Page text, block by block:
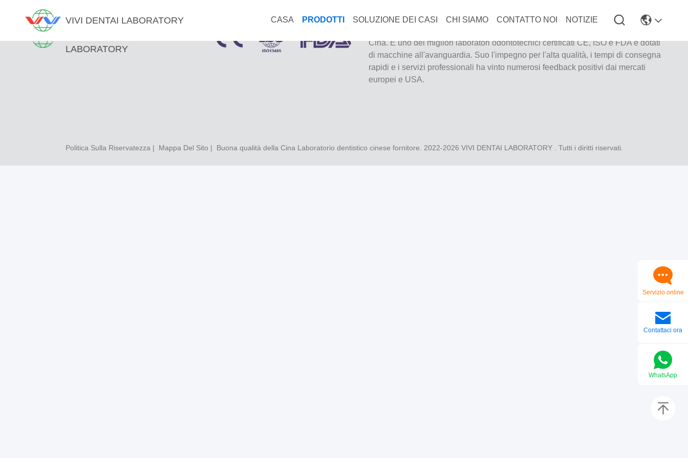
VIVI DENTAI LABORATORY CASA PRODOTTI SOLUZIONE DEI CASI CHI SIAMO CONTATTO NOI NOTIZIE
LABORATORY
Cina. È uno dei migliori laboratori odontotecnici certificati CE, ISO e FDA e dotati
di macchine all'avanguardia. Suo l'impegno per l'alta qualità, i tempi di consegna
rapidi e i servizi professionali ha vinto numerosi feedback positivi dai mercati
europei e USA.
Politica Sulla Riservatezza | Mappa Del Sito | Buona qualità della Cina Laboratorio dentistico cinese fornitore. 2022-2026 VIVI DENTAI LABORATORY. Tutti i diritti riservati.
Servizio online
Contattaci ora
WhatsApp